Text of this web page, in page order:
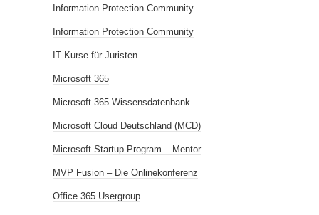
Information Protection Community
Information Protection Community
IT Kurse für Juristen
Microsoft 365
Microsoft 365 Wissensdatenbank
Microsoft Cloud Deutschland (MCD)
Microsoft Startup Program – Mentor
MVP Fusion – Die Onlinekonferenz
Office 365 Usergroup